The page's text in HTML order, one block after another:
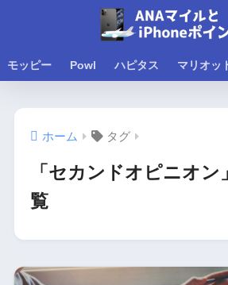
モッピー Powl ハピタス マリオッ
ホーム タグ
「セカンドオピニオン
覧